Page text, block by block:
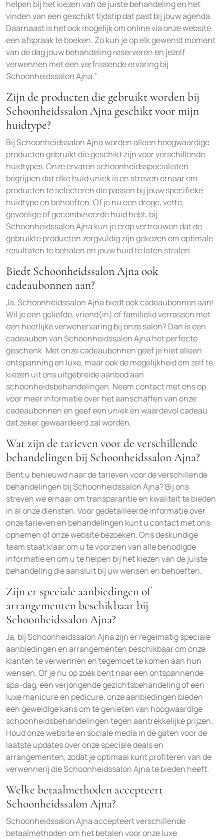
helpen bij het kiezen van de juiste behandeling en het
vinden van een geschikt tijdstip dat past bij jouw agenda.
Daarnaast is het ook mogelijk om online via onze website
een afspraak te boeken. Zo kun je op elk gewenst moment
van de dag jouw behandeling reserveren en jezelf
verwennen met een verfrissende ervaring bij
Schoonheidssalon Ajna.”
Zijn de producten die gebruikt worden bij
Schoonheidssalon Ajna geschikt voor mijn
huidtype?
Bij Schoonheidssalon Ajna worden alleen hoogwaardige
producten gebruikt die geschikt zijn voor verschillende
huidtypes. Onze ervaren schoonheidsspecialisten
begrijpen dat elke huid uniek is en streven ernaar om
producten te selecteren die passen bij jouw specifieke
huidtype en behoeften. Of je nu een droge, vette,
gevoelige of gecombineerde huid hebt, bij
Schoonheidssalon Ajna kun je erop vertrouwen dat de
gebruikte producten zorgvuldig zijn gekozen om optimale
resultaten te behalen en jouw huid te laten stralen.
Biedt Schoonheidssalon Ajna ook
cadeaubonnen aan?
Ja, Schoonheidssalon Ajna biedt ook cadeaubonnen aan!
Wil je een geliefde, vriend(in) of familielid verrassen met
een heerlijke verwenervaring bij onze salon? Dan is een
cadeaubon van Schoonheidssalon Ajna het perfecte
geschenk. Met onze cadeaubonnen geef je niet alleen
ontspanning en luxe, maar ook de mogelijkheid om zelf te
kiezen uit ons uitgebreide aanbod aan
schoonheidsbehandelingen. Neem contact met ons op
voor meer informatie over het aanschaffen van onze
cadeaubonnen en geef een uniek en waardevol cadeau
dat zeker gewaardeerd zal worden.
Wat zijn de tarieven voor de verschillende
behandelingen bij Schoonheidssalon Ajna?
Bent u benieuwd naar de tarieven voor de verschillende
behandelingen bij Schoonheidssalon Ajna? Bij ons
streven we ernaar om transparantie en kwaliteit te bieden
in al onze diensten. Voor gedetailleerde informatie over
onze tarieven en behandelingen kunt u contact met ons
opnemen of onze website bezoeken. Ons deskundige
team staat klaar om u te voorzien van alle benodigde
informatie en om u te helpen bij het kiezen van de juiste
behandeling die aansluit bij uw wensen en behoeften.
Zijn er speciale aanbiedingen of
arrangementen beschikbaar bij
Schoonheidssalon Ajna?
Ja, bij Schoonheidssalon Ajna zijn er regelmatig speciale
aanbiedingen en arrangementen beschikbaar om onze
klanten te verwennen en tegemoet te komen aan hun
wensen. Of je nu op zoek bent naar een ontspannende
spa-dag, een verjongende gezichtsbehandeling of een
luxe manicure en pedicure, onze aanbiedingen bieden
een geweldige kans om te genieten van hoogwaardige
schoonheidsbehandelingen tegen aantrekkelijke prijzen.
Houd onze website en sociale media in de gaten voor de
laatste updates over onze speciale deals en
arrangementen, zodat je optimaal kunt profiteren van de
verwennerij die Schoonheidssalon Ajna te bieden heeft.
Welke betaalmethoden accepteert
Schoonheidssalon Ajna?
Schoonheidssalon Ajna accepteert verschillende
betaalmethoden om het betalen voor onze luxe